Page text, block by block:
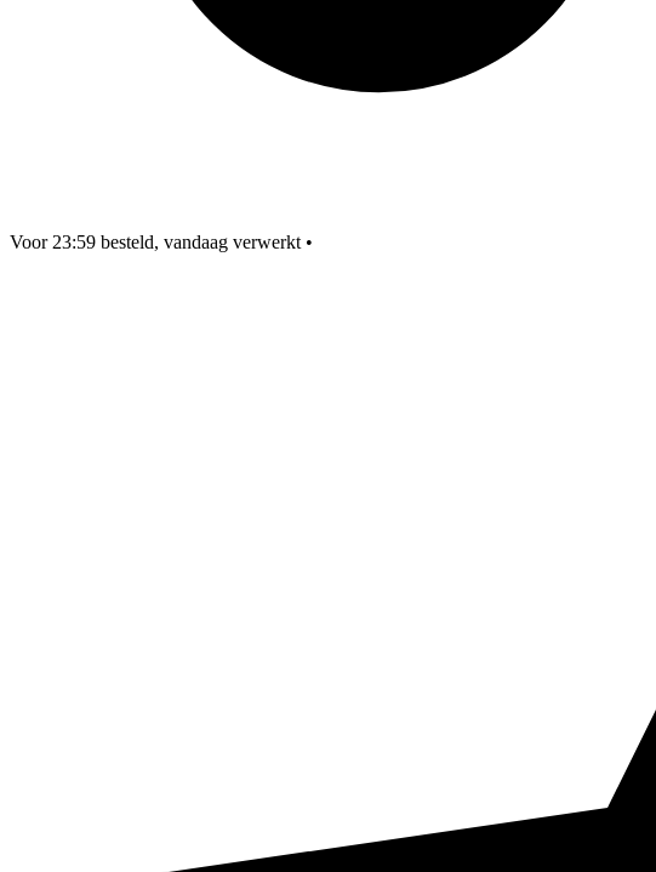
Voor 23:59 besteld, vandaag verwerkt •